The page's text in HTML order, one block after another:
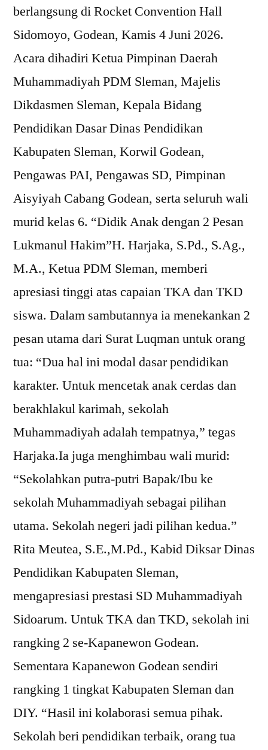
berlangsung di Rocket Convention Hall
Sidomoyo, Godean, Kamis 4 Juni 2026.
Acara dihadiri Ketua Pimpinan Daerah
Muhammadiyah PDM Sleman, Majelis
Dikdasmen Sleman, Kepala Bidang
Pendidikan Dasar Dinas Pendidikan
Kabupaten Sleman, Korwil Godean,
Pengawas PAI, Pengawas SD, Pimpinan
Aisyiyah Cabang Godean, serta seluruh wali
murid kelas 6. “Didik Anak dengan 2 Pesan
Lukmanul Hakim”H. Harjaka, S.Pd., S.Ag.,
M.A., Ketua PDM Sleman, memberi
apresiasi tinggi atas capaian TKA dan TKD
siswa. Dalam sambutannya ia menekankan 2
pesan utama dari Surat Luqman untuk orang
tua: “Dua hal ini modal dasar pendidikan
karakter. Untuk mencetak anak cerdas dan
berakhlakul karimah, sekolah
Muhammadiyah adalah tempatnya,” tegas
Harjaka.Ia juga menghimbau wali murid:
“Sekolahkan putra-putri Bapak/Ibu ke
sekolah Muhammadiyah sebagai pilihan
utama. Sekolah negeri jadi pilihan kedua.”
Rita Meutea, S.E.,M.Pd., Kabid Diksar Dinas
Pendidikan Kabupaten Sleman,
mengapresiasi prestasi SD Muhammadiyah
Sidoarum. Untuk TKA dan TKD, sekolah ini
rangking 2 se-Kapanewon Godean.
Sementara Kapanewon Godean sendiri
rangking 1 tingkat Kabupaten Sleman dan
DIY. “Hasil ini kolaborasi semua pihak.
Sekolah beri pendidikan terbaik, orang tua